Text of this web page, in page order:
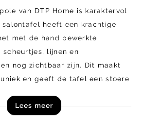
van DTP Home is karaktervol
salontafel heeft een krachtige
met de hand bewerkte
lijnen en
nog zichtbaar zijn. Dit maakt
en geeft de tafel een stoere
ondersteund door een metalen
Lees meer